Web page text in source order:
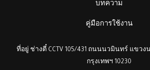
บทความ
คู่มือการใช้งาน
ที่อยู่ ช่างตี๋ CCTV 105/431 ถนนนวมินทร์ แขว
กรุงเทพฯ 10230